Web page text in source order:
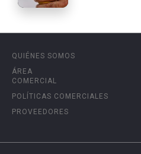
QUIÉNES SOMOS
ÁREA
COMERCIAL
POLÍTICAS COMERCIALES
PROVEEDORES